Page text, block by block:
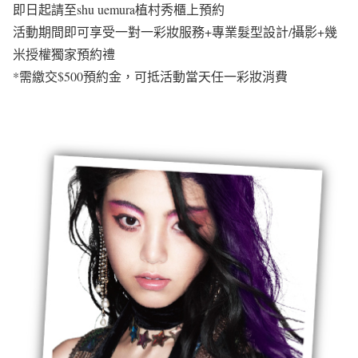
即日起請至shu uemura植村秀櫃上預約
活動期間即可享受一對一彩妝服務+專業髮型設計/攝影+幾
米授權獨家預約禮
*需繳交$500預約金，可抵活動當天任一彩妝消費